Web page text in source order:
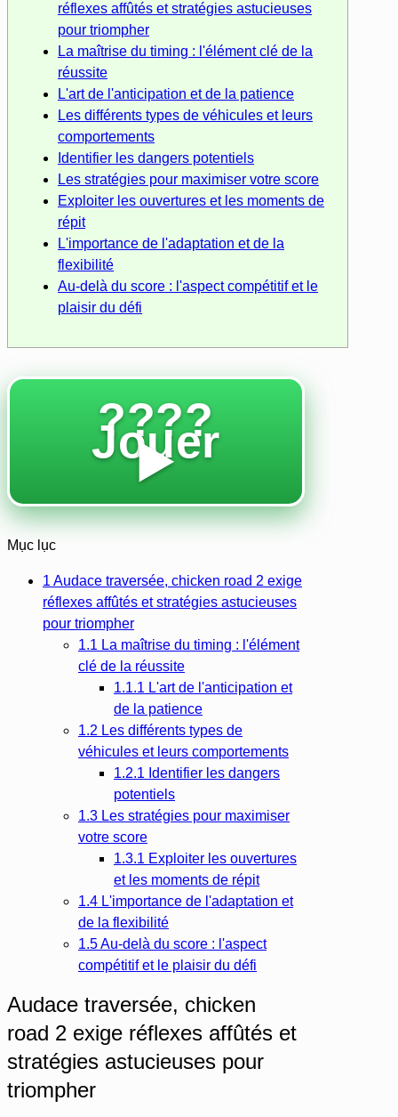
réflexes affûtés et stratégies astucieuses
pour triompher
La maîtrise du timing : l'élément clé de la
réussite
L'art de l'anticipation et de la patience
Les différents types de véhicules et leurs
comportements
Identifier les dangers potentiels
Les stratégies pour maximiser votre score
Exploiter les ouvertures et les moments de
répit
L'importance de l'adaptation et de la
flexibilité
Au-delà du score : l'aspect compétitif et le
plaisir du défi
????
Jouer
▶️
Mục lục
1 Audace traversée, chicken road 2 exige
réflexes affûtés et stratégies astucieuses
pour triompher
1.1 La maîtrise du timing : l'élément
clé de la réussite
1.1.1 L'art de l'anticipation et
de la patience
1.2 Les différents types de
véhicules et leurs comportements
1.2.1 Identifier les dangers
potentiels
1.3 Les stratégies pour maximiser
votre score
1.3.1 Exploiter les ouvertures
et les moments de répit
1.4 L'importance de l'adaptation et
de la flexibilité
1.5Au-delà du score : l'aspect
compétitif et le plaisir du défi
Audace traversée, chicken
road 2 exige réflexes affûtés et
stratégies astucieuses pour
triompher